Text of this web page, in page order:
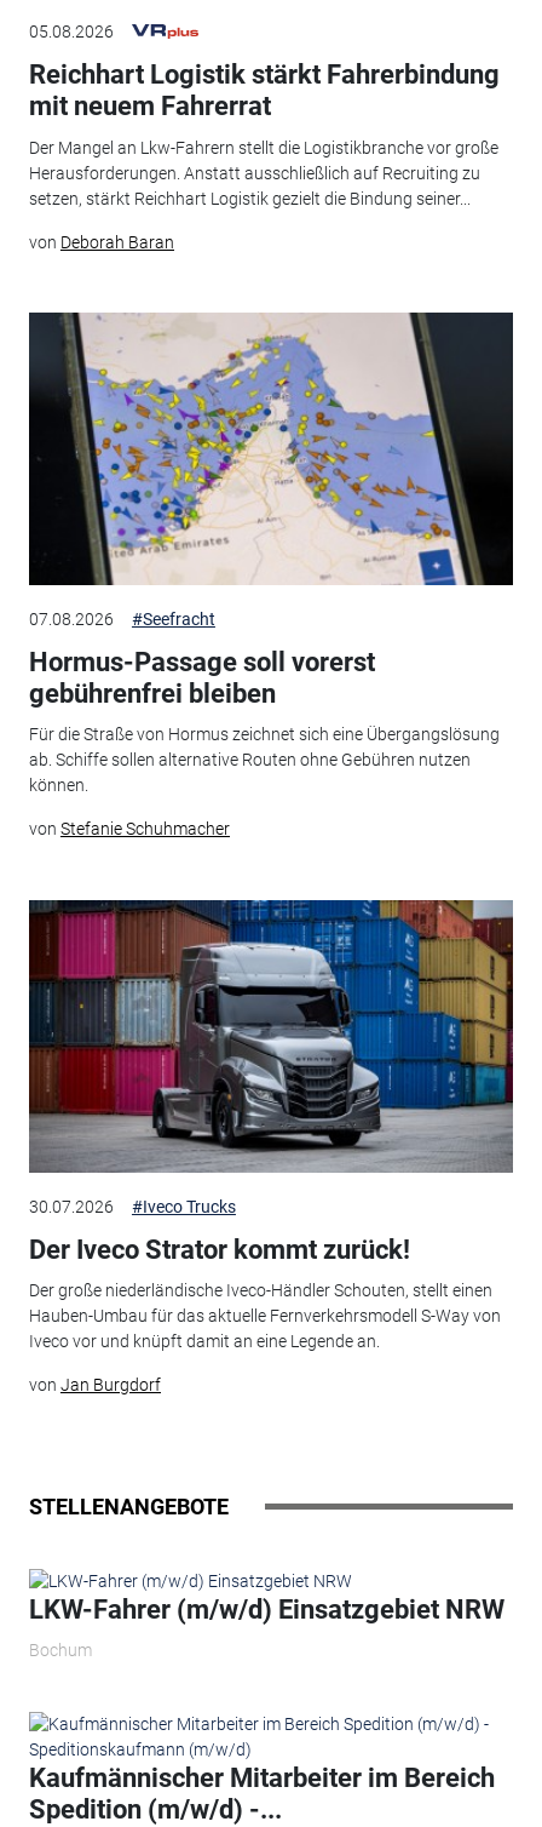
05.08.2026
Reichhart Logistik stärkt Fahrerbindung
mit neuem Fahrerrat
Der Mangel an Lkw-Fahrern stellt die Logistikbranche vor große
Herausforderungen. Anstatt ausschließlich auf Recruiting zu
setzen, stärkt Reichhart Logistik gezielt die Bindung seiner...
von Deborah Baran
07.08.2026 #Seefracht
Hormus-Passage soll vorerst
gebührenfrei bleiben
Für die Straße von Hormus zeichnet sich eine Übergangslösung
ab. Schiffe sollen alternative Routen ohne Gebühren nutzen
können.
von Stefanie Schuhmacher
30.07.2026 #Iveco Trucks
Der Iveco Strator kommt zurück!
Der große niederländische Iveco-Händler Schouten, stellt einen
Hauben-Umbau für das aktuelle Fernverkehrsmodell S-Way von
Iveco vor und knüpft damit an eine Legende an.
von Jan Burgdorf
STELLENANGEBOTE
LKW-Fahrer (m/w/d) Einsatzgebiet NRW
Bochum
Kaufmännischer Mitarbeiter im Bereich
Spedition (m/w/d) -...